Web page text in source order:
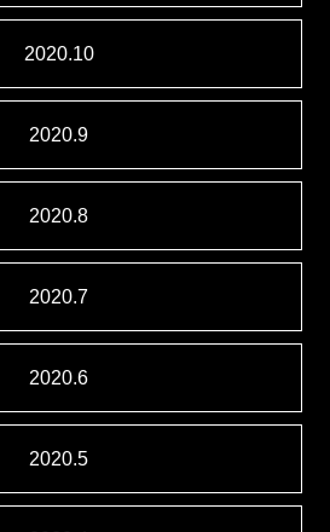
2020.10
2020.9
2020.8
2020.7
2020.6
2020.5